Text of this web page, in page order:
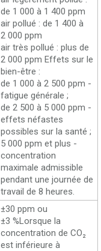
de 1 000 à 1 400 ppm
air pollué : de 1 400 à
2 000 ppm
air très pollué : plus de
2 000 ppm Effets sur le
bien-être :
de 1 000 à 2 500 ppm -
fatigue générale ;
de 2 500 à 5 000 ppm -
effets néfastes
possibles sur la santé ;
5 000 ppm et plus -
concentration
maximale admissible
pendant une journée de
travail de 8 heures.
±30 ppm ou
±3 %Lorsque la
concentration de CO₂
est inférieure à